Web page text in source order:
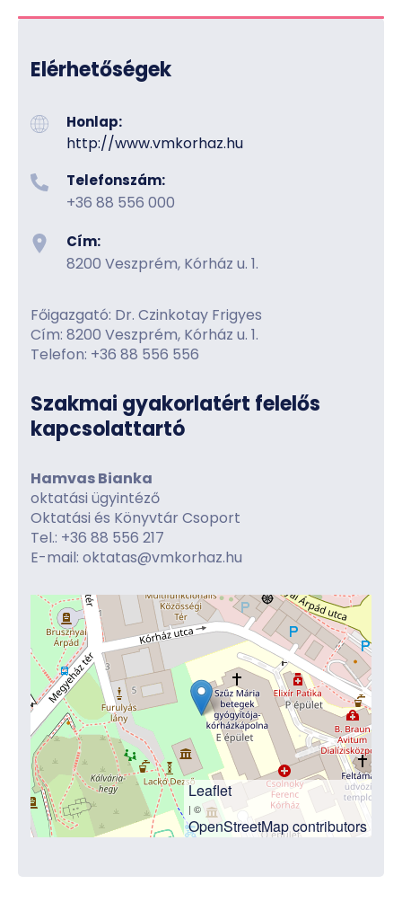
Elérhetőségek
Honlap:
http://www.vmkorhaz.hu
Telefonszám:
+36 88 556 000
Cím:
8200 Veszprém, Kórház u. 1.
Főigazgató: Dr. Czinkotay Frigyes
Cím: 8200 Veszprém, Kórház u. 1.
Telefon: +36 88 556 556
Szakmai gyakorlatért felelős
kapcsolattartó
Hamvas Bianka​
oktatási ügyintéző
Oktatási és Könyvtár Csoport
Tel.: +36 88 556 217
E-mail: oktatas@vmkorhaz.hu
Leaflet
| ©
OpenStreetMap contributors